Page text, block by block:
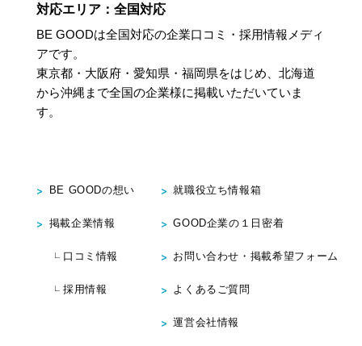
対応エリア：全国対応
BE GOODは全国対応の企業口コミ・採用情報メディ
アです。
東京都・大阪府・愛知県・福岡県をはじめ、北海道
から沖縄まで全国の企業様に掲載いただいていま
す。
BE GOODの想い
掲載企業情報
口コミ情報
採用情報
就職役立ち情報箱
GOOD企業の１日密着
お問い合わせ・掲載希望フォーム
よくあるご質問
運営会社情報